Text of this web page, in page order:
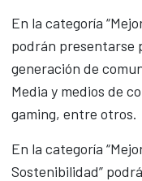
En la categoría
podrán presentarse
generación de
Media y medios de
gaming, entre otros.
En la categoría
Sostenibilidad”